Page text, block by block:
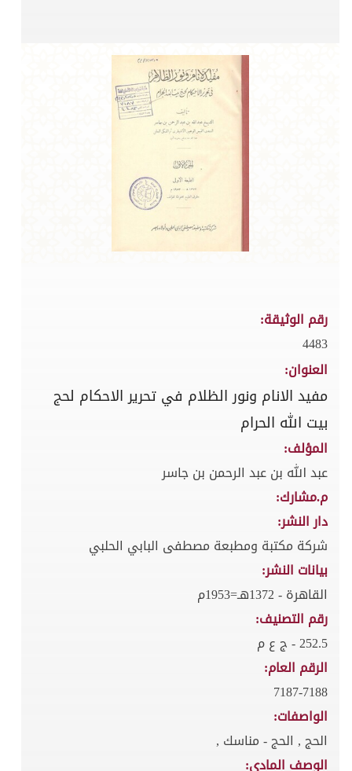
رقم الوثيقة:
4483
العنوان:
مفيد الانام ونور الظلام في تحرير الاحكام لحج
بيت الله الحرام
المؤلف:
عبد الله بن عبد الرحمن بن جاسر
م.مشارك:
دار النشر:
شركة مكتبة ومطبعة مصطفى البابي الحلبي
بيانات النشر:
القاهرة - 1372هـ=1953م
رقم التصنيف:
252.5 - ج ع م
الرقم العام:
7187-7188
الواصفات:
الحج , الحج - مناسك ,
الوصف المادي: